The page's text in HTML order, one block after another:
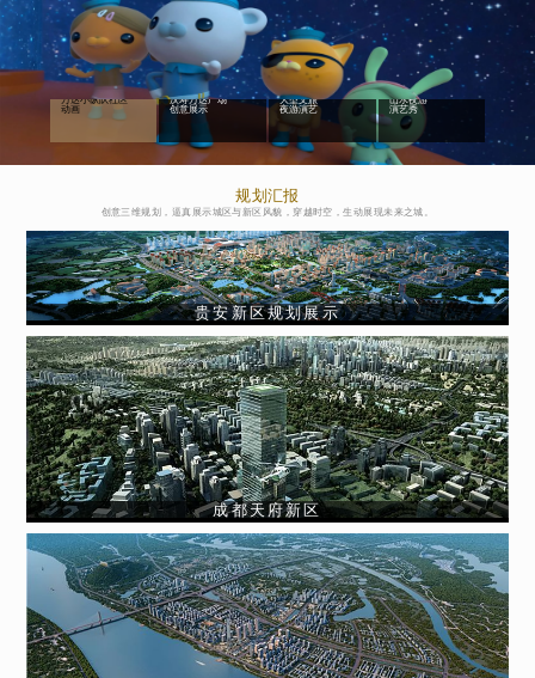
万达小纵队社区
动画
汉寿万达广场
创意展示
大型文旅
夜游演艺
山水夜游
演艺秀
规划汇报
创意三维规划，逼真展示城区与新区风貌，穿越时空，生动展现未来之城。
贵安新区规划展示
成都天府新区